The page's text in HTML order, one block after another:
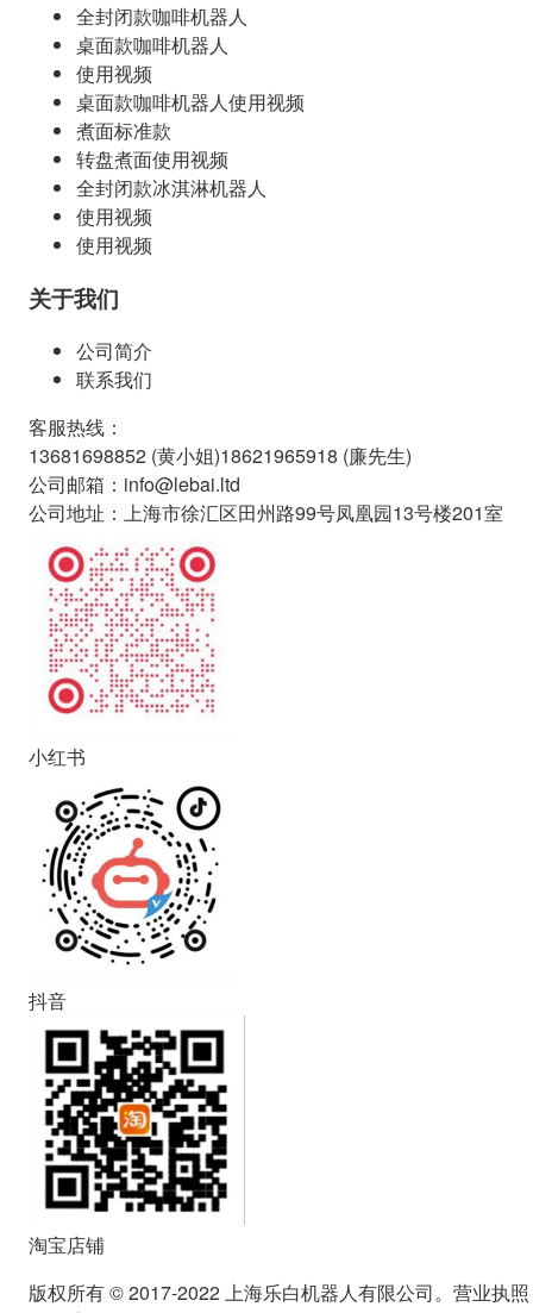
全封闭款咖啡机器人
桌面款咖啡机器人
使用视频
桌面款咖啡机器人使用视频
煮面标准款
转盘煮面使用视频
全封闭款冰淇淋机器人
使用视频
使用视频
关于我们
公司简介
联系我们
客服热线 ：
13681698852 (黄小姐)18621965918 (廉先生)
公司邮箱 ： info@lebai.ltd
公司地址 ： 上海市徐汇区田州路99号凤凰园13号楼201室
小红书
抖音
淘宝店铺
版权所有 © 2017-2022 上海乐白机器人有限公司。营业执照